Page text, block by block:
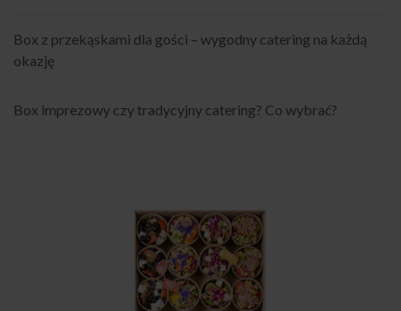
Box z przekąskami dla gości – wygodny catering na każdą
okazję
Box imprezowy czy tradycyjny catering? Co wybrać?